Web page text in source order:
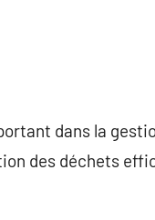
dans la
des déchets